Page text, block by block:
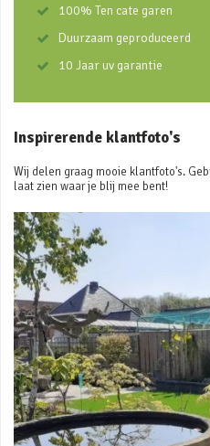
100% Ten cate garen
Duurzaam geproduceerd
10 Jaar uv garantie
Inspirerende klantfoto's
Wij delen graag mooie klantfoto's.
laat zien waar je blij mee bent!